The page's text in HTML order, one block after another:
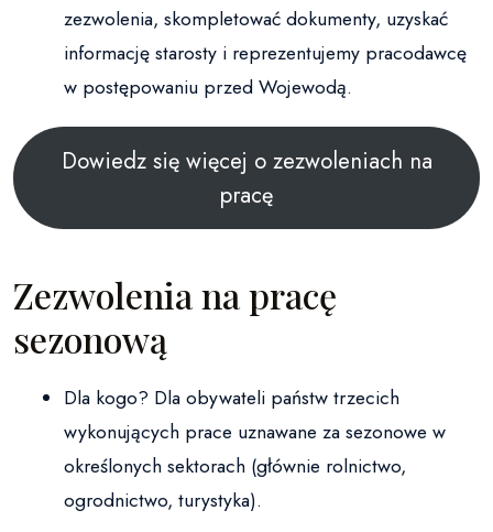
zezwolenia, skompletować dokumenty, uzyskać
informację starosty i reprezentujemy pracodawcę
w postępowaniu przed Wojewodą.
Dowiedz się więcej o zezwoleniach na
pracę
Zezwolenia na pracę
sezonową
Dla kogo? Dla obywateli państw trzecich
wykonujących prace uznawane za sezonowe w
określonych sektorach (głównie rolnictwo,
ogrodnictwo, turystyka).